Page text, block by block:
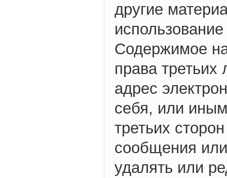
другие
Содержимое
права
адрес
себя, или
третьих
сообщения
удалять или